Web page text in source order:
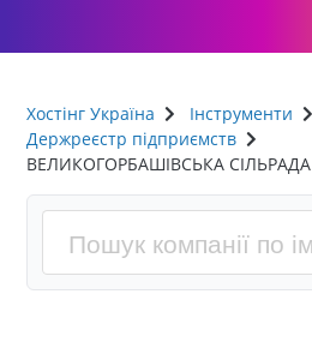
Хостінг Україна Інструменти
Держреєстр підприємств
ВЕЛИКОГОРБАШІВСЬКА СІЛЬРАДА